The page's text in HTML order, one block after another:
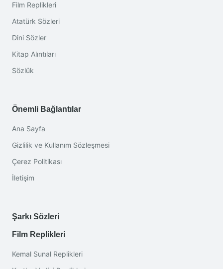
Film Replikleri
Atatürk Sözleri
Dini Sözler
Kitap Alıntıları
Sözlük
Önemli Bağlantılar
Ana Sayfa
Gizlilik ve Kullanım Sözleşmesi
Çerez Politikası
İletişim
Şarkı Sözleri
Film Replikleri
Kemal Sunal Replikleri